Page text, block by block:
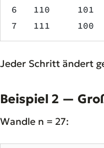
6   110     101
7   111     100
Jeder Schritt ändert
Beispiel 2 —
Wandle n = 27: